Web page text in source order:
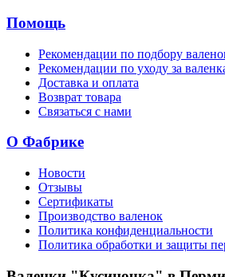
Помощь
Рекомендации по подбору
Рекомендации по уходу за
Доставка и оплата
Возврат товара
Связаться с нами
О Фабрике
Новости
Отзывы
Сертификаты
Производство валенок
Политика конфиденциальности
Политика обработки и защиты